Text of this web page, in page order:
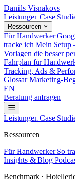
Daniils Visnakovs
Leistungen Case
Ressourcen
Für Handwerker
tracke ich Mein Setup
Vorlagen die besser
Fahrplan für
Tracking, Ads &
Glossar Marketing-
EN
Beratung anfragen
Leistungen Case
Ressourcen
Für Handwerker So
Insights & Blog
Benchmark ·